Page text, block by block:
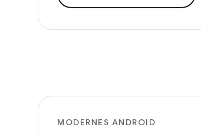
MODERNES ANDROID